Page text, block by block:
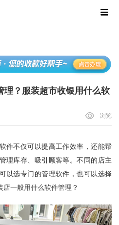
理？服装超市收银用什么软
浏览
件不仅可以提高工作效率，还能帮
理库存、吸引顾客等。不同的店主
以选专门的管理软件，也可以选择
一般用什么软件管理？